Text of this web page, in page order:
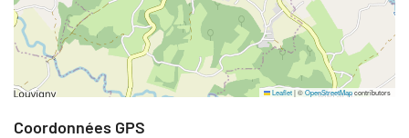
Leaflet|©OpenStreetMapcontributors
Coordonnées GPS